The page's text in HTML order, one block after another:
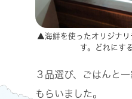
▲海鮮を使ったオリジナリ
す。どれにす
３品選び、ごはんと
もらいました。